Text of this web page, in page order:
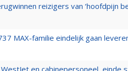
reizigers van ‘hoofdpijn
MAX-familie eindelijk gaan
en cabinepersoneel, einde